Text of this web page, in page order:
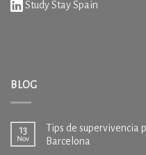
Study Stay Spain
BLOG
13
Nov
Tips de supervivencia
Barcelona